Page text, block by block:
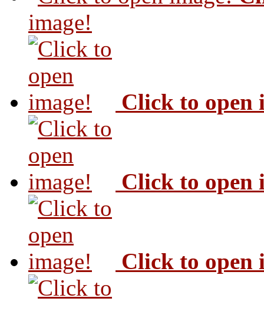
image!
Click to open
Click to open
Click to open